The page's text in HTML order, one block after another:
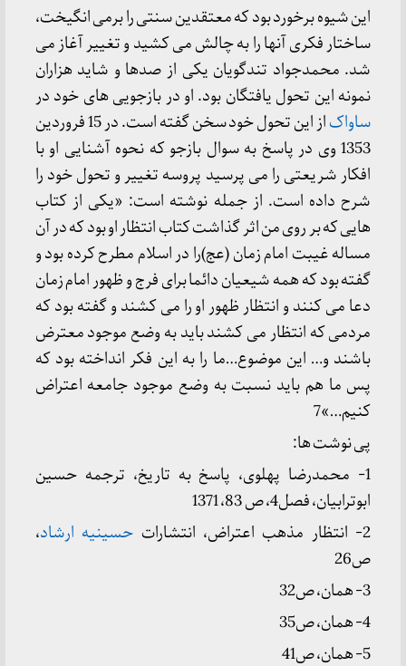
این شیوه برخورد بود که معتقدین سنتی را برمی انگیخت،
ساختار فکری آنها را به چالش می کشید و تغییر آغاز می
شد. محمدجواد تندگویان یکی از صدها و شاید هزاران
نمونه این تحول یافتگان بود. او در بازجویی های خود در
ساواک
از این تحول خود سخن گفته است. در 15 فروردین
1353 وی در پاسخ به سوال بازجو که نحوه آشنایی او با
افکار شریعتی را می پرسید پروسه تغییر و تحول خود را
شرح داده است. از جمله نوشته است: «یکی از کتاب
هایی که بر روی من اثر گذاشت کتاب انتظار او بود که در آن
مساله غیبت امام زمان (عج)را در اسلام مطرح کرده بود و
گفته بود که همه شیعیان دائما برای فرج و ظهور امام زمان
دعا می کنند و انتظار ظهور او را می کشند و گفته بود که
مردمی که انتظار می کشند باید به وضع موجود معترض
باشند و… این موضوع…ما را به این فکر انداخته بود که
پس ما هم باید نسبت به وضع موجود جامعه اعتراض
کنیم…»7
پی نوشت ها:
1- محمدرضا پهلوی، پاسخ به تاریخ، ترجمه حسین
ابوترابیان، فصل4، ص 83، 1371
2- انتظار مذهب اعتراض، انتشارات
حسینیه ارشاد،
ص26
3- همان، ص32
4- همان، ص35
5- همان، ص41